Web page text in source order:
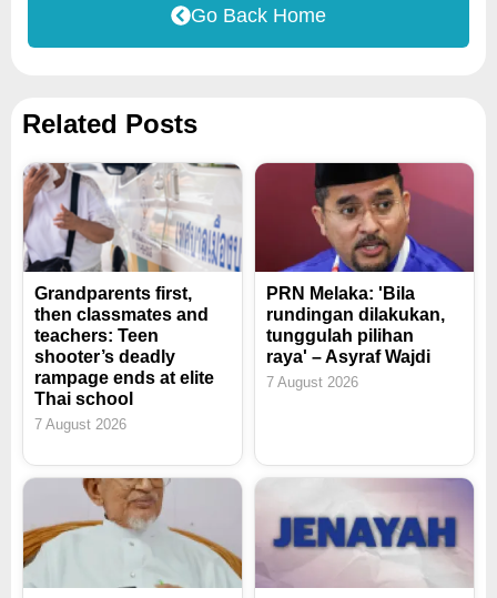
Go Back Home
Related Posts
Grandparents first,
then classmates and
teachers: Teen
shooter’s deadly
rampage ends at elite
Thai school
7 August 2026
PRN Melaka: 'Bila
rundingan dilakukan,
tunggulah pilihan
raya' – Asyraf Wajdi
7 August 2026